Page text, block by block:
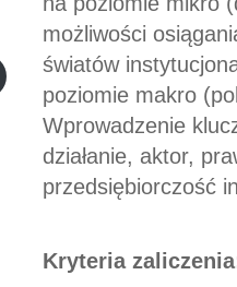
możliwości
światów
poziomie makro
Wprowadzenie
działanie, aktor,
przedsiębiorczość
Kryteria